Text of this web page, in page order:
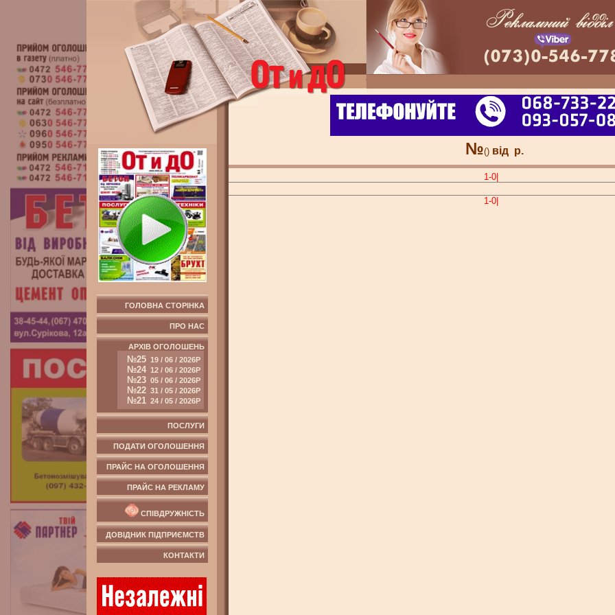
ГОЛОВНА СТОРІНКА
ПРО НАС
АРХІВ ОГОЛОШЕНЬ
№25 19 / 06 / 2026Р
№24 12 / 06 / 2026Р
№23 05 / 06 / 2026Р
№22 31 / 05 / 2026Р
№21 24 / 05 / 2026Р
ПОСЛУГИ
ПОДАТИ ОГОЛОШЕННЯ
ПРАЙС НА ОГОЛОШЕННЯ
ПРАЙС НА РЕКЛАМУ
СПІВДРУЖНІСТЬ
ДОВІДНИК ПІДПРИЄМСТВ
КОНТАКТИ
№() від р.
1-0|
1-0|